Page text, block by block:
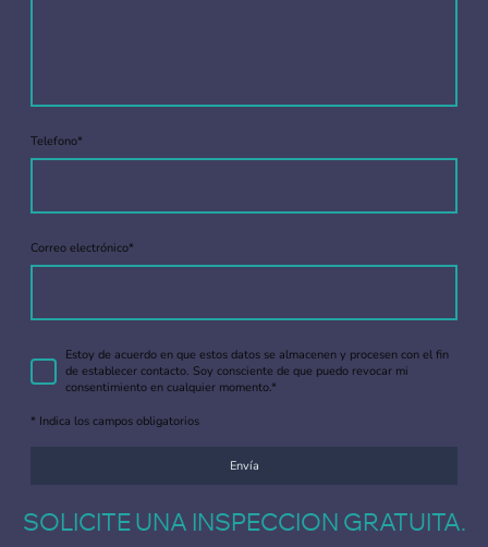
Telefono*
Correo electrónico*
Estoy de acuerdo en que estos datos se almacenen y procesen con el fin
de establecer contacto. Soy consciente de que puedo revocar mi
consentimiento en cualquier momento.*
* Indica los campos obligatorios
Envía
SOLICITE UNA INSPECCION GRATUITA.